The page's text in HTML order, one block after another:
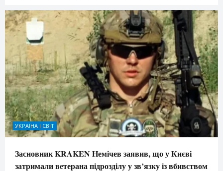
УКРАЇНА І СВІТ
Засновник KRAKEN Немічев заявив, що у Києві
затримали ветерана підрозділу у зв’язку із вбивством